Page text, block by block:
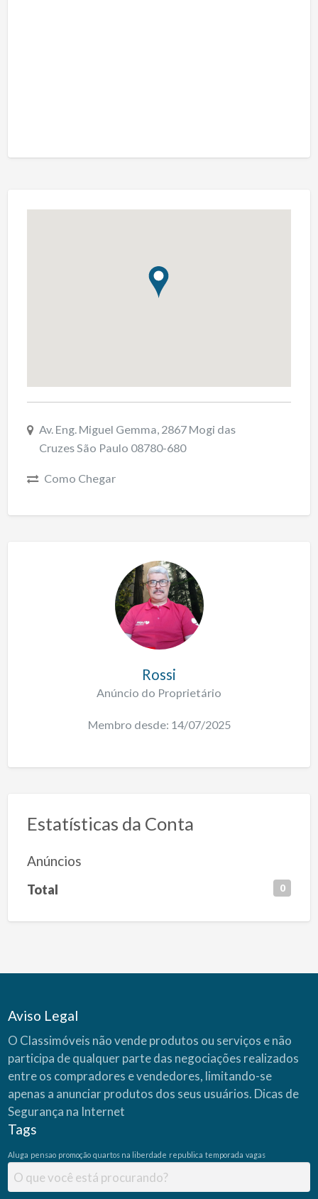
Av. Eng. Miguel Gemma, 2867 Mogi das
Cruzes São Paulo 08780-680
Como Chegar
Rossi
Anúncio do Proprietário
Membro desde: 14/07/2025
Estatísticas da Conta
Anúncios
Total 0
Aviso Legal
O Classimóveis não vende produtos ou serviços e não
participa de qualquer parte das negociações realizados
entre os compradores e vendedores, limitando-se
apenas a anunciar produtos dos seus usuários. Dicas de
Segurança na Internet
Tags
Aluga pensao promoção quartos na liberdade republica temporada vagas